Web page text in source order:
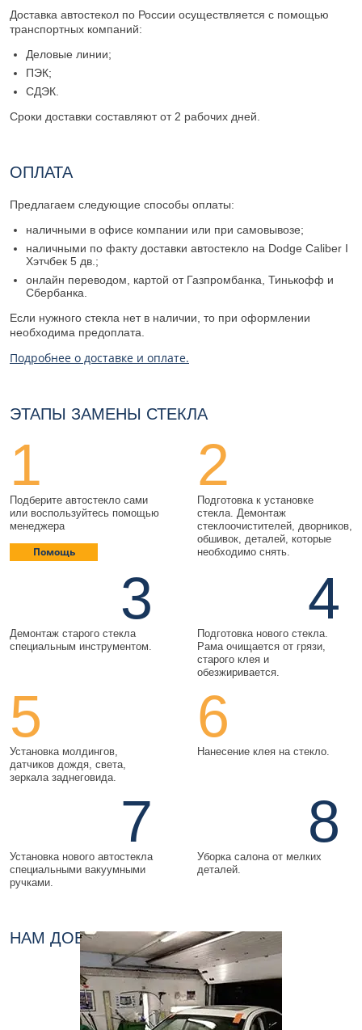
Доставка автостекол по России осуществляется с помощью
транспортных компаний:
Деловые линии;
ПЭК;
СДЭК.
Сроки доставки составляют от 2 рабочих дней.
ОПЛАТА
Предлагаем следующие способы оплаты:
наличными в офисе компании или при самовывозе;
наличными по факту доставки автостекло на Dodge Caliber I
Хэтчбек 5 дв.;
онлайн переводом, картой от Газпромбанка, Тинькофф и
Сбербанка.
Если нужного стекла нет в наличии, то при оформлении
необходима предоплата.
Подробнее о доставке и оплате.
ЭТАПЫ ЗАМЕНЫ СТЕКЛА
1
Подберите автостекло сами
или воспользуйтесь помощью
менеджера
Помощь
2
Подготовка к установке
стекла. Демонтаж
стеклоочистителей, дворников,
обшивок, деталей, которые
необходимо снять.
3
Демонтаж старого стекла
специальным инструментом.
4
Подготовка нового стекла.
Рама очищается от грязи,
старого клея и
обезжиривается.
5
Установка молдингов,
датчиков дождя, света,
зеркала заднеговида.
6
Нанесение клея на стекло.
7
Установка нового автостекла
специальными вакуумными
ручками.
8
Уборка салона от мелких
деталей.
НАМ ДОВЕРЯЮТ